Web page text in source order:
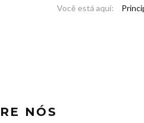
NÓS